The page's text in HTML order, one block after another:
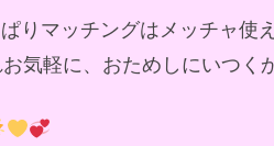
りマッチングはメッチャ使
気軽に、おためしにいつく